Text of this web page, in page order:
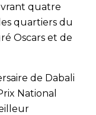
quatre
quartiers du
Oscars et de
de Dabali
National